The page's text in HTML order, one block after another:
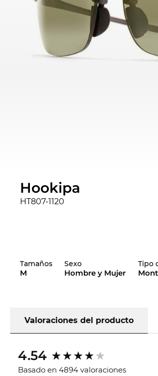
Hookipa
HT807-1120
Tamaños
M
Sexo
Hombre y Mujer
Tipo
Valoraciones del producto
4.54
Basado en 4894 valoraciones